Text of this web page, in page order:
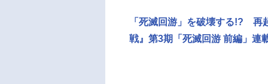
「死滅回游」を破壊する!?
戦』第3期「死滅回游 前編」連